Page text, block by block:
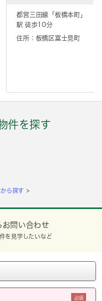
都営三田線「 板橋本町」
駅 徒歩10分
住所：板橋区富士見町
件を探す
ら探す
お問い合わせ
を見学したいなど
必須